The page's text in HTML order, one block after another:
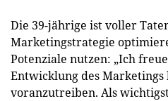
Die 39-jährige ist voller
Marketingstrategie
Potenziale nutzen: „Ich
Entwicklung des Marketings
voranzutreiben. Als